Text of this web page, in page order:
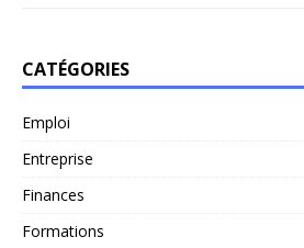
CATÉGORIES
Emploi
Entreprise
Finances
Formations